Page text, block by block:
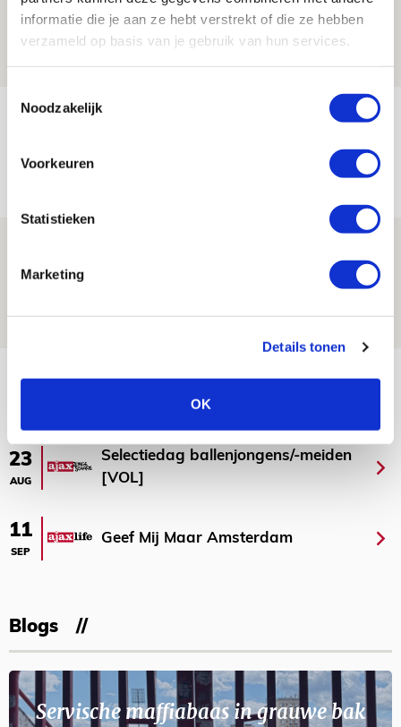
informatie die je aan ze hebt verstrekt of die ze hebben
verzameld op basis van je gebruik van hun services.
Noodzakelijk
Voorkeuren
Statistieken
Marketing
Details tonen
OK
Ajax - Helmond Sport!
06 AUGUSTUS 2026 - 13:13
Reis jij als mascotte mee naar uitduel
06 AUGUSTUS 2026 - 13:04
Ajax - Shelbourne
23
AUG
Selectiedag ballenjongens/-meiden
[VOL]
11
SEP
Geef Mij Maar Amsterdam
Blogs
Servische maffiabaas in grauwe bak